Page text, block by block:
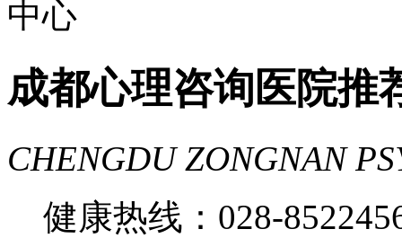
成都心理咨询医院推
CHENGDU ZONGNAN
健康热线：028-